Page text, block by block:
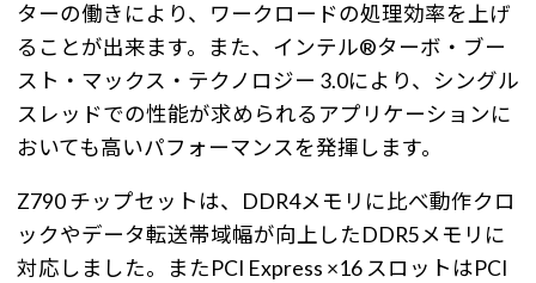
ターの働きにより、ワークロードの処理効率を上げ
ることが出来ます。また、インテル®ターボ・ブー
スト・マックス・テクノロジー 3.0により、シングル
スレッドでの性能が求められるアプリケーションに
おいても高いパフォーマンスを発揮します。
Z790 チップセットは、DDR4メモリに比べ動作クロ
ックやデータ転送帯域幅が向上したDDR5メモリに
対応しました。またPCI Express ×16 スロットはPCI